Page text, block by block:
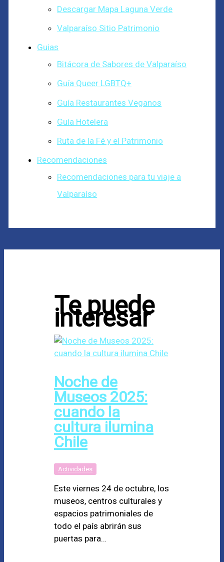
Descargar Mapa Laguna Verde
Valparaíso Sitio Patrimonio
Guias
Bitácora de Sabores de Valparaíso
Guía Queer LGBTQ+
Guía Restaurantes Veganos
Guía Hotelera
Ruta de la Fé y el Patrimonio
Recomendaciones
Recomendaciones para tu viaje a
Valparaíso
Te puede
interesar
Noche de
Museos 2025:
cuando la
cultura ilumina
Chile
Actividades
Este viernes 24 de octubre, los
museos, centros culturales y
espacios patrimoniales de
todo el país abrirán sus
puertas para…